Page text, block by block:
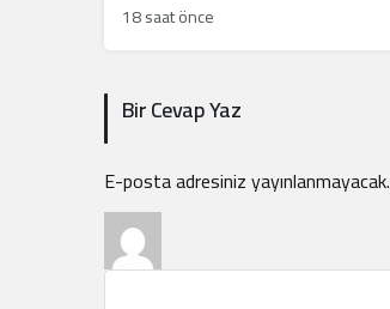
18 saat önce
Bir Cevap Yaz
E-posta adresiniz yayınlanmayacak.